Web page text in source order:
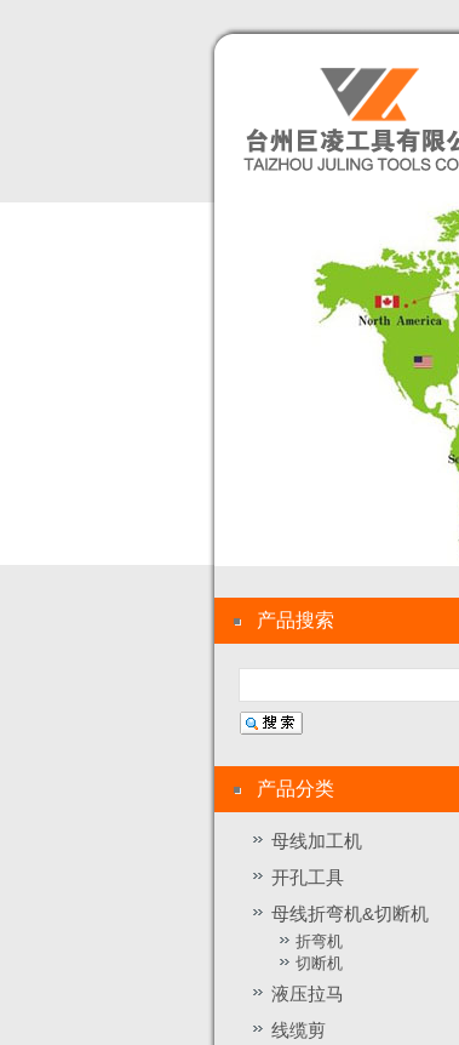
产品搜索
产品分类
母线加工机
开孔工具
母线折弯机&切断机
折弯机
切断机
液压拉马
线缆剪